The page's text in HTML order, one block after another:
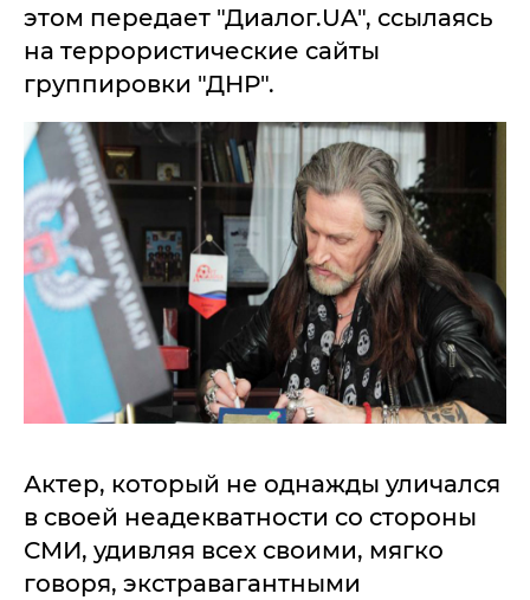
этом передает "Диалог.UA", ссылаясь
на террористические сайты
группировки "ДНР".
Актер, который не однажды уличался
в своей неадекватности со стороны
СМИ, удивляя всех своими, мягко
говоря, экстравагантными